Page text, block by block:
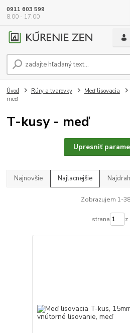
0911 603 599
8:00 - 17:00
Úvod Rúry a tvarovky Meď lisovacia
meď
T-kusy - meď
Upresniť
Najnovšie Najlacnejšie
Zobrazujem 1-
strana z